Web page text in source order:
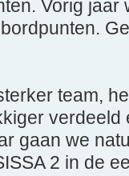
Vorig jaar
team,
verdeeld
gaan we
2 in de